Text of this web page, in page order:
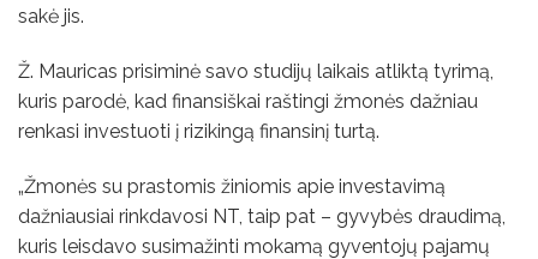
sakė jis.
Ž. Mauricas prisiminė savo studijų laikais atliktą tyrimą,
kuris parodė, kad finansiškai raštingi žmonės dažniau
renkasi investuoti į rizikingą finansinį turtą.
„Žmonės su prastomis žiniomis apie investavimą
dažniausiai rinkdavosi NT, taip pat – gyvybės draudimą,
kuris leisdavo susimažinti mokamą gyventojų pajamų